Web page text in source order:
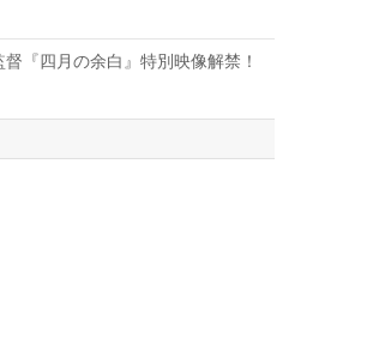
『四月の余白』特別映像解禁！